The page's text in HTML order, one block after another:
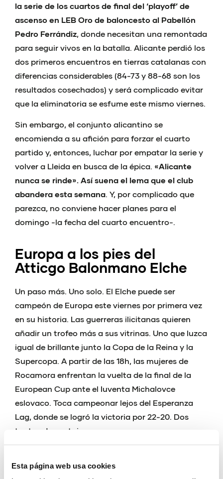
Esta página web usa cookies
la serie de los cuartos de final del ‘playoff’ de
ascenso en LEB Oro de baloncesto al Pabellón
Pedro Ferrándiz, donde necesitan una remontada
para seguir vivos en la batalla. Alicante perdió los
dos primeros encuentros en tierras catalanas con
diferencias considerables (84-73 y 88-68 son los
resultados cosechados) y será complicado evitar
que la eliminatoria se esfume este mismo viernes.
Sin embargo, el conjunto alicantino se
encomienda a su afición para forzar el cuarto
partido y, entonces, luchar por empatar la serie y
volver a Lleida en busca de la épica. «Alicante
nunca se rinde». Así suena el lema que el club
abandera esta semana. Y, por complicado que
parezca, no conviene hacer planes para el
domingo -la fecha del cuarto encuentro-.
Europa a los pies del
Atticgo Balonmano Elche
Un paso más. Uno solo. El Elche puede ser
campeón de Europa este viernes por primera vez
en su historia. Las guerreras ilicitanas quieren
añadir un trofeo más a sus vitrinas. Uno que luzca
igual de brillante junto la Copa de la Reina y la
Supercopa. A partir de las 18h, las mujeres de
Rocamora enfrentan la vuelta de la final de la
European Cup ante el Iuventa Michalovce
eslovaco. Toca campeonar lejos del Esperanza
Lag, donde se logró la victoria por 22-20. Dos
tantos de ventaja.
que, más allá de tener que mejorar en